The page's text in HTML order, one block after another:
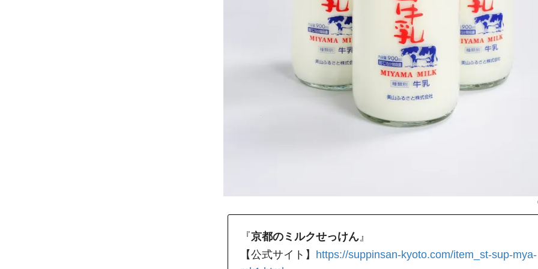
『京都のミルクせっけん 』
【公式サイト】 https://suppinsan-kyoto.com/item_st-sup-mya-